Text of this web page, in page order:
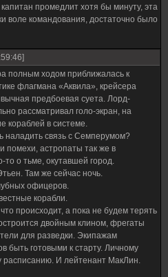
промедлит хотя бы минуту, эта
воле командования, достаточно было
полным ходом приближалась к
флагмана «Аквила», крейсера
предбоевая суета. Лорд-
рассматривал голо-экран, на
кораблей в системе.
наладить связь с Семперумом?
помехи, астропаты так же в
то о тьме, окутавшей город.
Там же сейчас ночь.
офицеров.
корабли.
происходит, а пока не будем терять
двойным клином, фрегаты
для разведки. Экипажам
быть готовыми к старту. Личному
расписанию. И лейтенант МакЛин.